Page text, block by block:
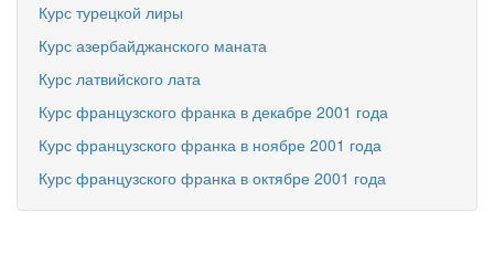
Курс турецкой лиры
Курс азербайджанского маната
Курс латвийского лата
Курс французского франка в декабре 2001 года
Курс французского франка в ноябре 2001 года
Курс французского франка в октябре 2001 года